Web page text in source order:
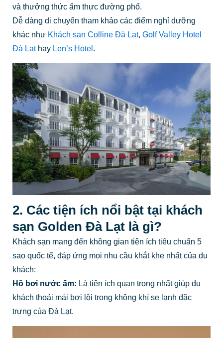
và thưởng thức ẩm thực đường phố.
Dễ dàng di chuyển tham khảo các điểm nghỉ dưỡng
khác như Khách sạn Colline Đà Lạt, Golf Valley Hotel
Đà Lạthay Len’s Hotel .
2. Các tiện ích nổi bật tại khách
sạn Golden Đà Lạt là gì?
Khách sạn mang đến không gian tiện ích tiêu chuẩn 5
sao quốc tế, đáp ứng mọi nhu cầu khắt khe nhất của du
khách:
Hồ bơi nước ấm: Là tiện ích quan trọng nhất giúp du
khách thoải mái bơi lội trong không khí se lạnh đặc
trưng của Đà Lạt.